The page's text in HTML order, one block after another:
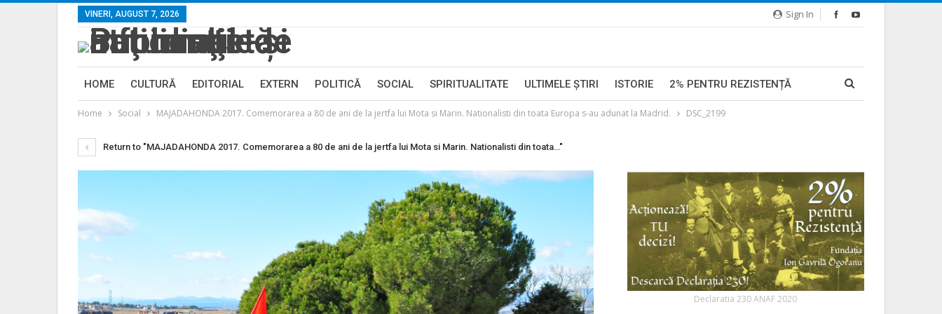
Sign In
VINERI, AUGUST 7, 2026
HOME CULTURĂ EDITORIAL EXTERN POLITICĂ SOCIAL SPIRITUALITATE ULTIMELE ŞTIRI ISTORIE 2% PENTRU REZISTENȚĂ
Home Social MAJADAHONDA 2017. Comemorarea a 80 de ani de la jertfa lui Mota si Marin. Nationalisti din toata Europa s-au adunat la Madrid. DSC_2199
Return to "MAJADAHONDA 2017. Comemorarea a 80 de ani de la jertfa lui Mota si Marin. Nationalisti din toata…"
Declaratia 230 ANAF 2020